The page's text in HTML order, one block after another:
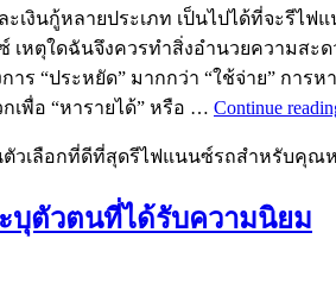
เงินกู้หลายประเภท เป็นไปได้ที่จะรี
หตุใดฉันจึงควรทำสิ่งอำนวยความส
ร “ประหยัด” มากกว่า “ใช้จ่าย” กา
เพื่อ “หารายได้” หรือ … Continue
ตัวเลือกที่ดีที่สุดรีไฟแนนซ์รถสำหรับคุณ
บุตัวตนที่ได้รับความนิยม